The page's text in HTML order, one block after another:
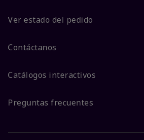
Ver estado del pedido
Contáctanos
Catálogos interactivos
Preguntas frecuentes